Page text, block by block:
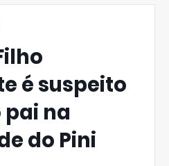
é suspeito
na
do Pini